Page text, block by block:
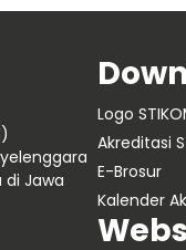
Jawa
Logo
Akreditasi
E-Brosur
Kalender